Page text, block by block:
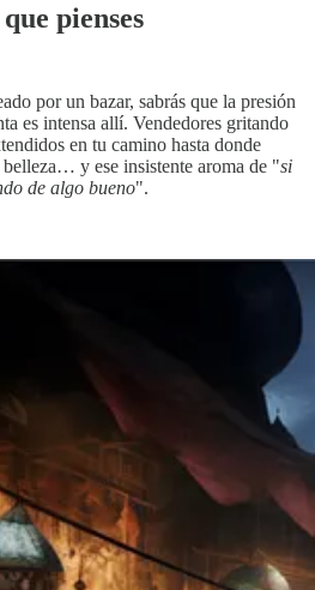
pienses
por un bazar, sabrás que la presión
es intensa allí. Vendedores gritando
en tu camino hasta donde
y ese insistente aroma de "si
de algo bueno".